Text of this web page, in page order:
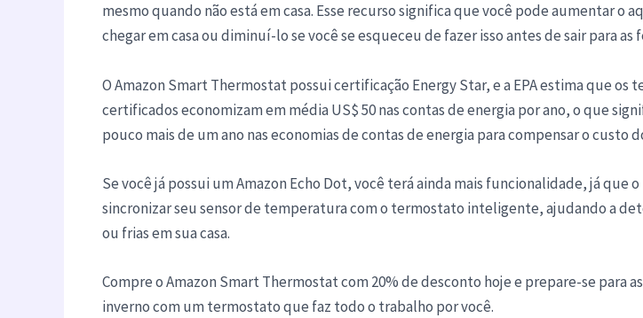
mesmo quando não está em casa. Esse recurso significa que você pode aumentar o
chegar em casa ou diminuí-lo se você se esqueceu de fazer isso antes de sair para as
O Amazon Smart Thermostat possui certificação Energy Star, e a EPA estima que os
certificados economizam em média US$ 50 nas contas de energia por ano, o que
pouco mais de um ano nas economias de contas de energia para compensar o custo
Se você já possui um Amazon Echo Dot, você terá ainda mais funcionalidade, já que
sincronizar seu sensor de temperatura com o termostato inteligente, ajudando a
ou frias em sua casa.
Compre o Amazon Smart Thermostat com 20% de desconto hoje e prepare-se para
inverno com um termostato que faz todo o trabalho por você.